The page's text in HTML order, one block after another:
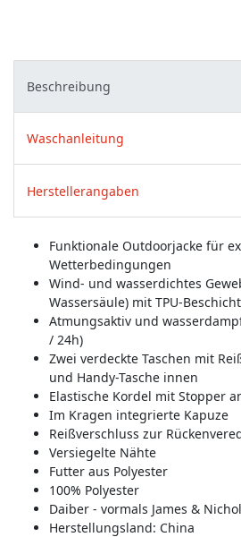
Beschreibung
Waschanleitung
Herstellerangaben
Funktionale Outdoorjacke für
Wetterbedingungen
Wind- und wasserdichtes
Wassersäule) mit TPU-
Atmungsaktiv und
/ 24h)
Zwei verdeckte Taschen mit
und Handy-Tasche innen
Elastische Kordel mit Stopper
Im Kragen integrierte Kapuze
Reißverschluss zur
Versiegelte Nähte
Futter aus Polyester
100% Polyester
Daiber - vormals James &
Herstellungsland: China